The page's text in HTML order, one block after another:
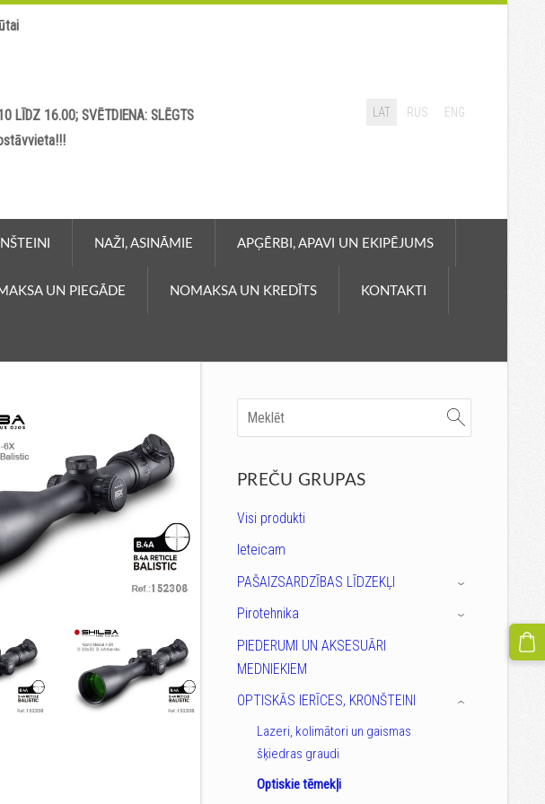
LĪDZ 16.00; SVĒTDIENA: SLĒGTS
LAT RUS ENG
NAŽI, ASINĀMIE APĢĒRBI, APAVI UN EKIPĒJUMS
UN PIEGĀDE NOMAKSA UN KREDĪTS KONTAKTI
PREČU GRUPAS
Visi produkti
Ieteicam
PAŠAIZSARDZĪBAS LĪDZEKĻI
›
Pirotehnika ›
PIEDERUMI UN AKSESUĀRI
MEDNIEKIEM
OPTISKĀS IERĪCES, KRONŠTEINI
Lazeri, kolimātori un gaismas
šķiedras graudi
Optiskie tēmekļi
›